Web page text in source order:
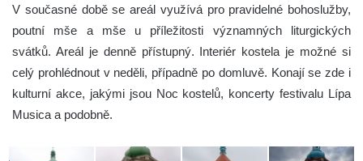
V současné době se areál využívá pro pravidelné bohoslužby,
poutní mše a mše u příležitosti významných liturgických
svátků. Areál je denně přístupný. Interiér kostela je možné si
celý prohlédnout v neděli, případně po domluvě. Konají se zde i
kulturní akce, jakými jsou Noc kostelů, koncerty festivalu Lípa
Musica a podobně.